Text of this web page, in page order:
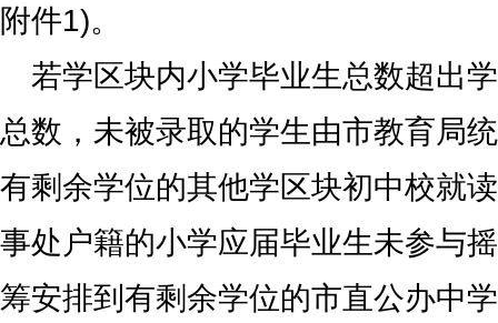
附件1)。
若学区块内小学毕业生总数超出
总数，未被录取的学生由市教育局
有剩余学位的其他学区块初中校就
事处户籍的小学应届毕业生未参与
筹安排到有剩余学位的市直公办中